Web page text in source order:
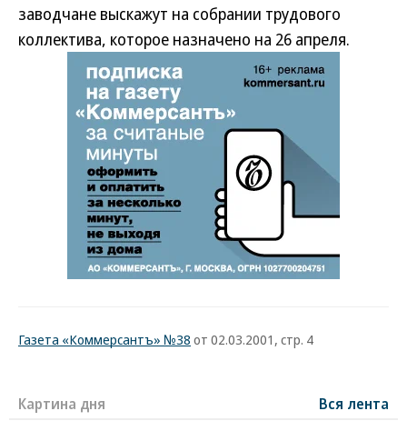
заводчане выскажут на собрании трудового
коллектива, которое назначено на 26 апреля.
Газета «Коммерсантъ» №38 от 02.03.2001, стр. 4
Картина дня Вся лента